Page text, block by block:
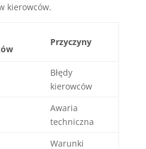
kierowców.
Przyczyny
Błędy
kierowców
Awaria
techniczna
Warunki